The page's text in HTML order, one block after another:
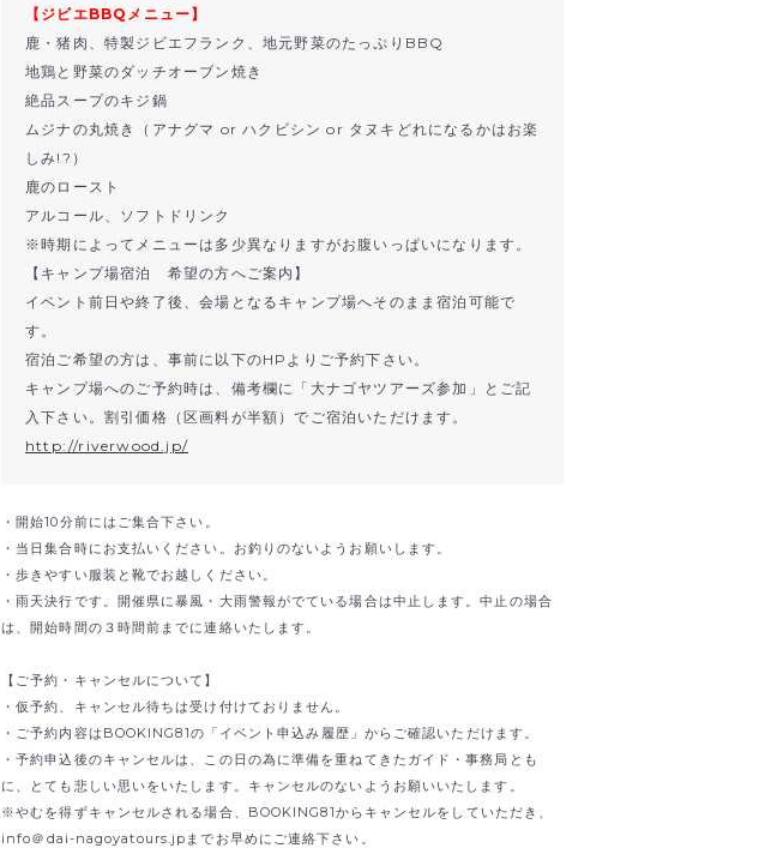
【ジビエBBQメニュー】
鹿・猪肉、特製ジビエフランク、地元野菜のたっぷりBBQ
地鶏と野菜のダッチオーブン焼き
絶品スープのキジ鍋
ムジナの丸焼き（アナグマ or ハクビシン or タヌキどれになるかはお楽
しみ!?）
鹿のロースト
アルコール、ソフトドリンク
※時期によってメニューは多少異なりますがお腹いっぱいになります。
【キャンプ場宿泊 希望の方へご案内】
イベント前日や終了後、会場となるキャンプ場へそのまま宿泊可能で
す。
宿泊ご希望の方は、事前に以下のHPよりご予約下さい。
キャンプ場へのご予約時は、備考欄に「大ナゴヤツアーズ参加」とご記
入下さい。割引価格（区画料が半額）でご宿泊いただけます。
http://riverwood.jp/
・開始10分前にはご集合下さい。
・当日集合時にお支払いください。お釣りのないようお願いします。
・歩きやすい服装と靴でお越しください。
・雨天決行です。開催県に暴風・大雨警報がでている場合は中止します。中止の場合
は、開始時間の３時間前までに連絡いたします。
【ご予約・キャンセルについて】
・仮予約、キャンセル待ちは受け付けておりません。
・ご予約内容はBOOKING81の「イベント申込み履歴」からご確認いただけます。
・予約申込後のキャンセルは、この日の為に準備を重ねてきたガイド・事務局とも
に、とても悲しい思いをいたします。キャンセルのないようお願いいたします。
※やむを得ずキャンセルされる場合、BOOKING81からキャンセルをしていただき、
info＠dai-nagoyatours.jpまでお早めにご連絡下さい。